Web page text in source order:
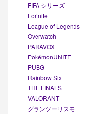
FIFA シリーズ
Fortnite
League of Legends
Overwatch
PARAVOX
PokémonUNITE
PUBG
Rainbow Six
THE FINALS
VALORANT
グランツーリスモ